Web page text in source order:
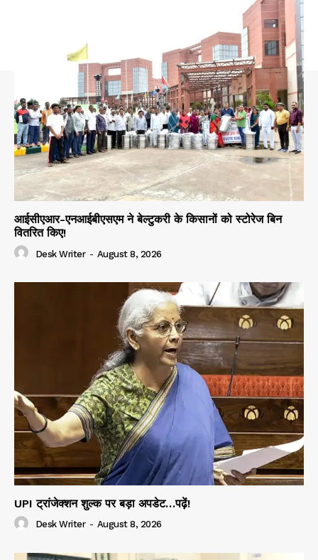
आईसीएआर-एनआईबीएसएम ने बेल्टुकरी के किसानों को स्टोरेज बिन
वितरित किए!
Desk Writer - August 8, 2026
UPI ट्रांजेक्शन शुल्क पर बड़ा अपडेट…पढ़ें!
Desk Writer - August 8, 2026